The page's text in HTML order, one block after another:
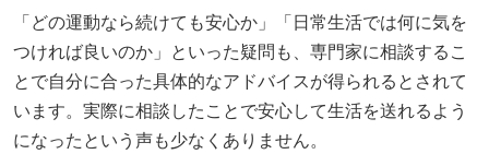
「どの運動なら続けても安心か」「日常生活では何に気を
つければ良いのか」といった疑問も、専門家に相談するこ
とで自分に合った具体的なアドバイスが得られるとされて
います。実際に相談したことで安心して生活を送れるよう
になったという声も少なくありません。